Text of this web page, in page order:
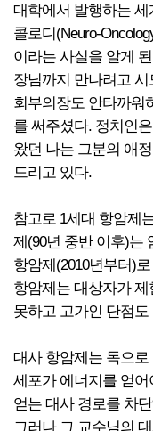
대학에서 발행하는 세
콜로디(Neuro-
이라는 사실을 알게
장님까지 만나려고
회부의장도 안타까워
를 써주셨다. 정치인
왔던 나는 그분의 애
드리고 있다.
참고로 1세대 항암제
제(90년 중반 이후)는
항암제(2010년부터)
항암제는 대상자가
못하고 고가인 단점도
대사 항암제는 독으
세포가 에너지를 얻
얻는 대사 경로를 차
그러나 그 교수님의